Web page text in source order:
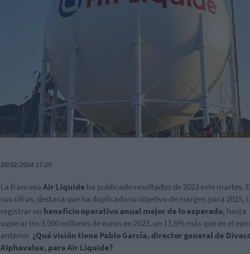
20/02/2024 17:25
La francesa Air Liquide ha publicado resultados de 2023 este martes.
sus cifras, destaca que ha duplicado su objetivo de margen para 2025,
registrar un beneficio operativo anual mejor de lo esperado, hasta
superar los 3.000 millones de euros en 2023, un 11,6% más que en el
anterior. ¿Qué visión tiene Pablo García, director general de
Alphavalue, para Air Liquide?